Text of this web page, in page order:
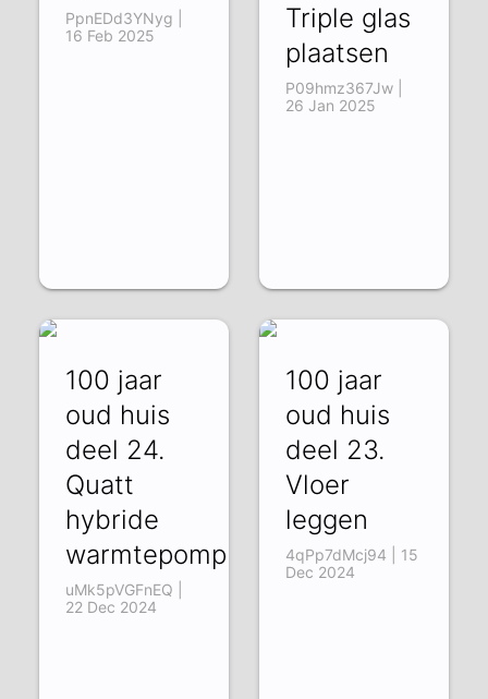
PpnEDd3YNyg |
16 Feb 2025
Triple glas
plaatsen
P09hmz367Jw |
26 Jan 2025
100 jaar
oud huis
deel 24.
Quatt
hybride
warmtepomp
uMk5pVGFnEQ |
22 Dec 2024
100 jaar
oud huis
deel 23.
Vloer
leggen
4qPp7dMcj94 | 15
Dec 2024